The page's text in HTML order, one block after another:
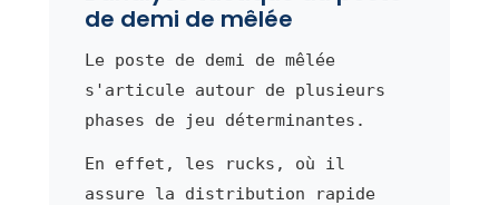
de demi de mêlée
Le poste de demi de mêlée
s'articule autour de plusieurs
phases de jeu déterminantes.
En effet, les rucks, où il
assure la distribution rapide